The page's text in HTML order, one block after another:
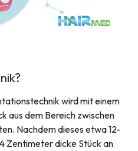
wird mit einem
aus dem Bereich zwischen
Nachdem dieses etwa 12-
Zentimeter dicke Stück an